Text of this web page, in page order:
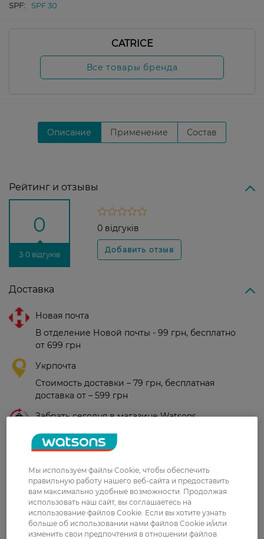
SPF:
SPF 30
CATRICE
Все товары бренда
Описание Применение Состав
Рейтинг и отзывы
0
З 0 відгуків
0 відгуків
Доставка
Новая почта
В отделение Новой почты - 99 грн, бесплатно
от 699 грн
Укрпочта
Стоимость доставки – 79 грн, бесплатная
доставка от – 599 грн
Забрать сегодня в магазине Watsons
Стоимость доставки – 0 грн
Показать больше
Оплата
Оплата картой
Послеоплата
Мы используем файлы Cookie, чтобы обеспечить
правильную работу нашего веб-сайта и предоставить
вам максимально удобные возможности. Продолжая
использовать наш сайт, вы соглашаетесь на
использование файлов Cookie. Если вы хотите узнать
больше об использовании нами файлов Cookie и/или
изменить свои предпочтения в отношении файлов